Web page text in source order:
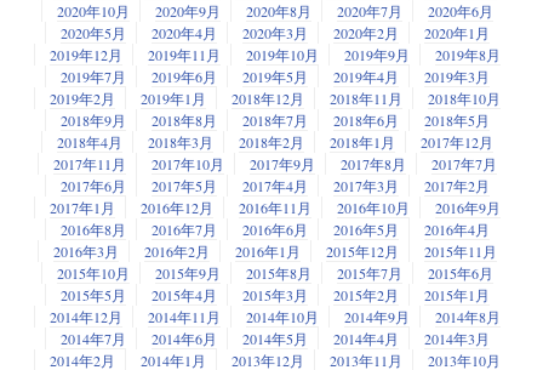
2020年10月
2020年9月 2020年8月 2020年7月
2020年6月
2020年5月
2020年4月 2020年3月 2020年2月
2020年1月
2019年12月
2019年11月 2019年10月 2019年9月
2019年8月
2019年7月
2019年6月 2019年5月 2019年4月
2019年3月
2019年2月
2019年1月 2018年12月 2018年11月
2018年10月
2018年9月
2018年8月 2018年7月 2018年6月
2018年5月
2018年4月
2018年3月 2018年2月 2018年1月
2017年12月
2017年11月
2017年10月 2017年9月 2017年8月
2017年7月
2017年6月
2017年5月 2017年4月 2017年3月
2017年2月
2017年1月
2016年12月 2016年11月 2016年10月
2016年9月
2016年8月
2016年7月 2016年6月 2016年5月
2016年4月
2016年3月
2016年2月 2016年1月 2015年12月
2015年11月
2015年10月
2015年9月 2015年8月 2015年7月
2015年6月
2015年5月
2015年4月 2015年3月 2015年2月
2015年1月
2014年12月
2014年11月 2014年10月 2014年9月
2014年8月
2014年7月
2014年6月 2014年5月 2014年4月
2014年3月
2014年2月
2014年1月 2013年12月 2013年11月 2013年10月